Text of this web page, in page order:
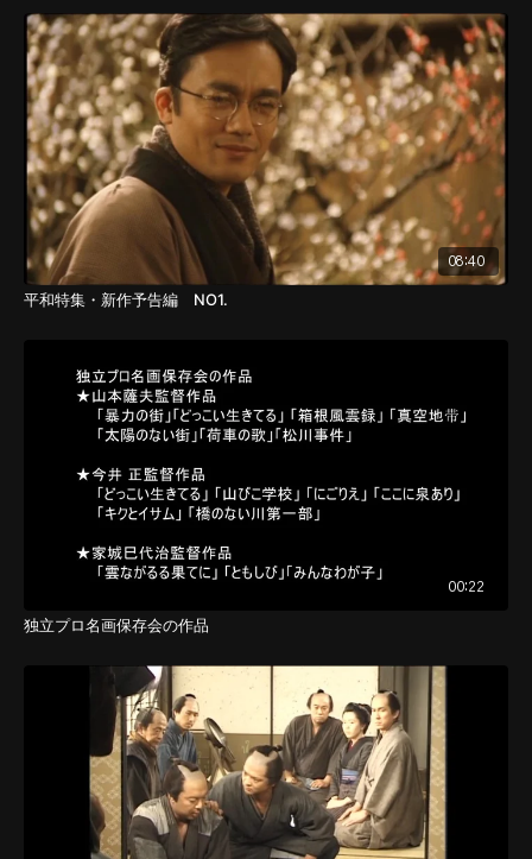
08:40
平和特集・新作予告編 NO1.
00:22
独立プロ名画保存会の作品